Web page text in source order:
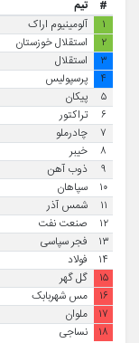
# تیم
۱
آلومینیوم اراک
۲
استقلال خوزستان
۳
استقلال
۴
پرسپولیس
۵
پیکان
۶
تراکتور
۷
چادرملو
۸
خیبر
۹
ذوب آهن
۱۰
سپاهان
۱۱
شمس آذر
۱۲
صنعت نفت
۱۳
فجر سپاسی
۱۴
فولاد
۱۵
گل گهر
۱۶
مس شهربابک
۱۷
ملوان
۱۸
نساجی